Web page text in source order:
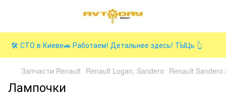
🛠️ СТО в Киеве🚗 Работаем! Детальнее здесь! ТЫЦь 👆
Запчасти Renault Renault Logan, Sandero Renault
Лампочки